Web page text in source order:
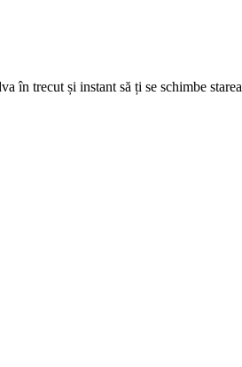
în trecut și instant să ți se schimbe